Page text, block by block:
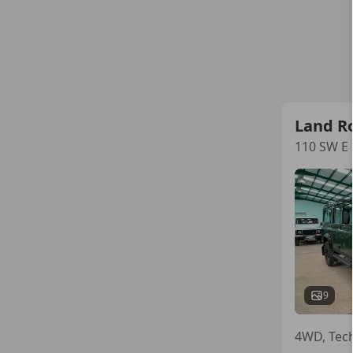
Land
110 SW E
9
4WD,